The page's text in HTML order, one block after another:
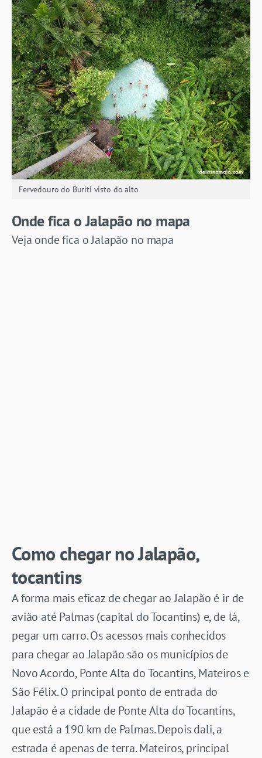
Fervedouro do Buriti visto do alto
Onde fica o Jalapão no mapa
Veja onde fica o Jalapão no mapa
Como chegar no Jalapão,
tocantins
A forma mais eficaz de chegar ao Jalapão é ir de
avião até Palmas (capital do Tocantins) e, de lá,
pegar um carro. Os acessos mais conhecidos
para chegar ao Jalapão são os municípios de
Novo Acordo, Ponte Alta do Tocantins, Mateiros e
São Félix. O principal ponto de entrada do
Jalapão é a cidade de Ponte Alta do Tocantins,
que está a 190 km de Palmas. Depois dali, a
estrada é apenas de terra. Mateiros, principal